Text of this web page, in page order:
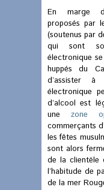
En marge
proposés par
(soutenus par
qui sont
électronique
huppés du
d’assister
électronique
d’alcool est
une zone
commerçants
les fêtes
sont alors
de la clientèle
l’habitude de
de la mer